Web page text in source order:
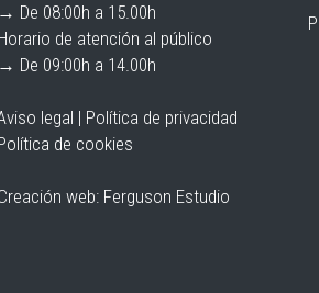
→ De 08:00h a 15.00h
de atención al público
→ De 09:00h a 14.00h
legal | Política de privacidad
de cookies
web: Ferguson Estudio